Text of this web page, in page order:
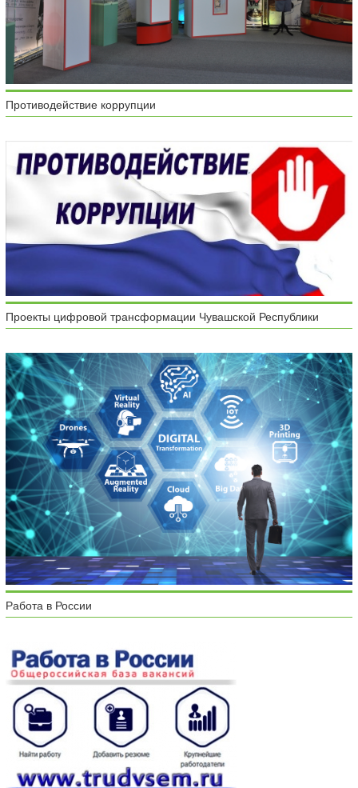
Противодействие коррупции
Проекты цифровой трансформации Чувашской Республики
Работа в России